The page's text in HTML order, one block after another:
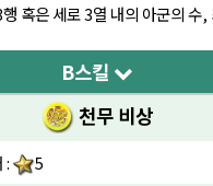
혹은 세로 3열 내의 아군의 수,
B스킬
천무 비상
: 5